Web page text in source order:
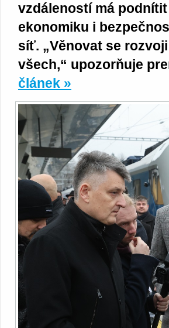
vzdáleností má
ekonomiku i
síť. „Věnovat se
všech,“ upozorňuje
článek »